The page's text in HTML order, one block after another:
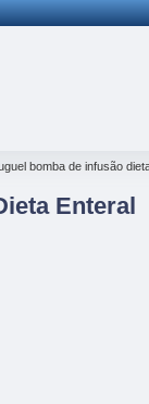
(15)
bomba de infusão
Enteral